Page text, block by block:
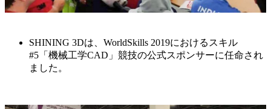
SHINING 3Dは、WorldSkills 2019におけるスキル
#5「機械工学CAD」競技の公式スポンサーに任命され
ました。